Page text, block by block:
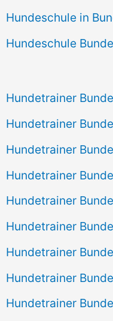
Hundeschule in
Hundeschule
Hundetrainer
Hundetrainer
Hundetrainer
Hundetrainer
Hundetrainer
Hundetrainer
Hundetrainer
Hundetrainer
Hundetrainer